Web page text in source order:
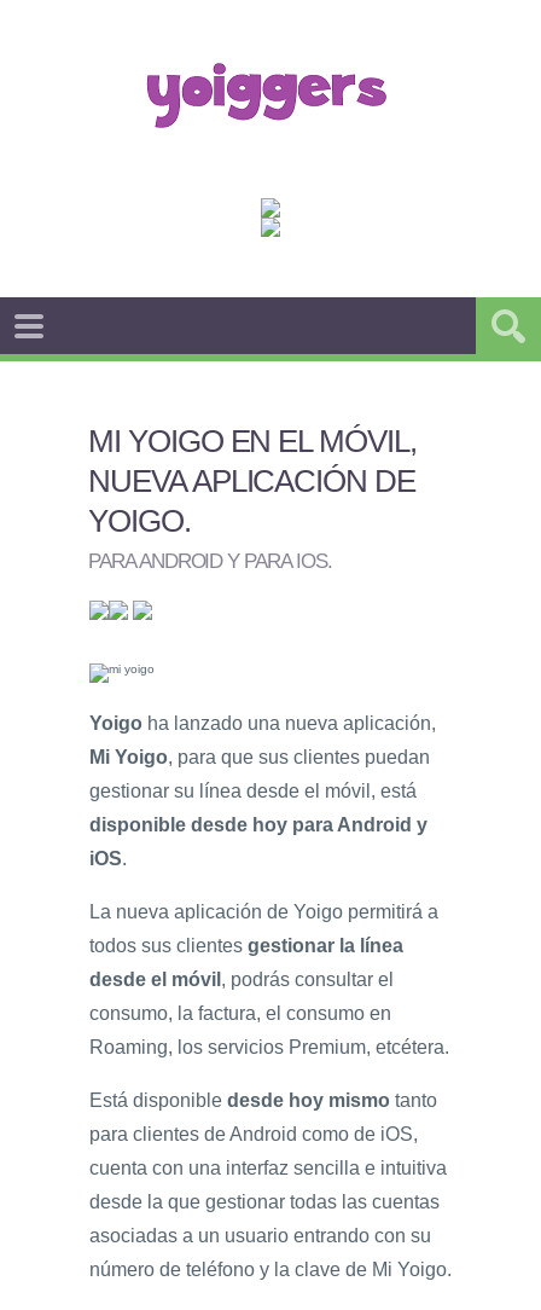
MI YOIGO EN EL MÓVIL,
NUEVA APLICACIÓN DE
YOIGO.
PARA ANDROID Y PARA IOS.
Yoigo ha lanzado una nueva aplicación,
Mi Yoigo, para que sus clientes puedan
gestionar su línea desde el móvil, está
disponible desde hoy para Android y
iOS.
La nueva aplicación de Yoigo permitirá a
todos sus clientes gestionar la línea
desde el móvil , podrás consultar el
consumo, la factura, el consumo en
Roaming, los servicios Premium, etcétera.
Está disponible desde hoy mismo tanto
para clientes de Android como de iOS,
cuenta con una interfaz sencilla e intuitiva
desde la que gestionar todas las cuentas
asociadas a un usuario entrando con su
número de teléfono y la clave de Mi Yoigo.